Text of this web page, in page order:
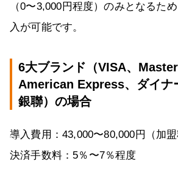
（0〜3,000円程度）のみとなるた
入が可能です。
6大ブランド（VISA、
American Express、ダイナ
銀聯）の場合
導入費用：43,000〜80,000円（加盟
決済手数料：5％〜7％程度